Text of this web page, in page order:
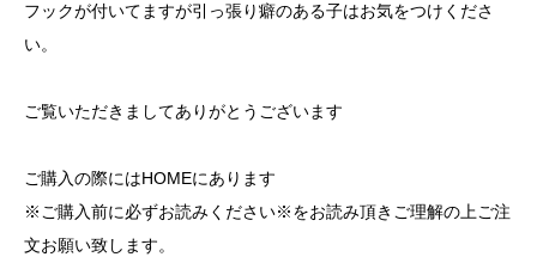
フックが付いてますが引っ張り癖のある子はお気をつけくださ
い。
ご覧いただきましてありがとうございます
ご購入の際にはHOMEにあります
※ご購入前に必ずお読みください※をお読み頂きご理解の上ご注
文お願い致します。